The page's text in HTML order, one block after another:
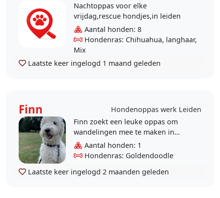
Nachtoppas voor elke
vrijdag,rescue hondjes,in leiden
Aantal honden: 8
Hondenras: Chihuahua, langhaar,
Mix
Laatste keer ingelogd 1 maand geleden
Finn
Hondenoppas werk Leiden
Finn zoekt een leuke oppas om
wandelingen mee te maken in
Leiden en of een oppas op een
vaste dag in de week. Interesse
Aantal honden: 1
Hondenras: Goldendoodle
Laatste keer ingelogd 2 maanden geleden